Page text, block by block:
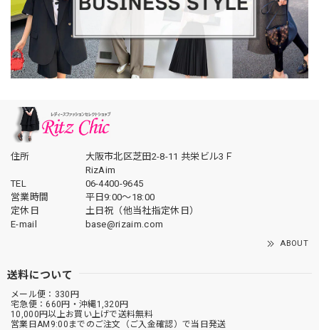
住所
大阪市北区芝田2-8-11 共栄ビル3Ｆ
RizAim
TEL
06-4400-9645
営業時間
平日9:00～18:00
定休日
土日祝（他当社指定休日）
E-mail
base@rizaim.com
ABOUT
送料について
メール便：330円
宅急便：660円・沖縄1,320円
10,000円以上お買い上げで送料無料
営業日AM9:00までのご注文（ご入金確認）で当日発送